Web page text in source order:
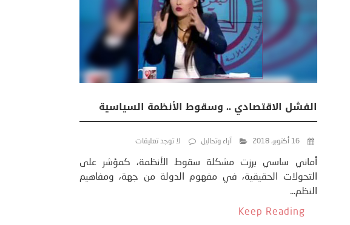
الفشل الاقتصادي .. وسقوط الأنظمة السياسية
16 أكتوبر، 2018 آراء وتحاليل لا توجد تعليقات
أماني ساسي برزت مشكلة سقوط الأنظمة، كمؤشر على
التحولات الحقيقية، في مفهوم الدولة من جهة، ومفاهيم
النظم...
Keep Reading